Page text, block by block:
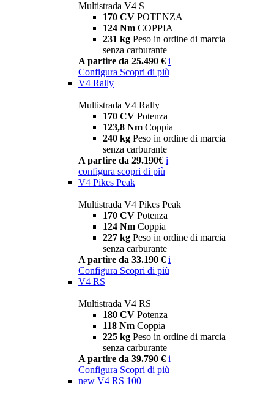
Multistrada V4 S
170 CV POTENZA
124 Nm COPPIA
231 kg Peso in ordine di marcia
senza carburante
A partire da 25.490 € i
Configura Scopri di più
V4 Rally
Multistrada V4 Rally
170 CV Potenza
123,8 Nm Coppia
240 kg Peso in ordine di marcia
senza carburante
A partire da 29.190€ i
configura scopri di più
V4 Pikes Peak
Multistrada V4 Pikes Peak
170 CV Potenza
124 Nm Coppia
227 kg Peso in ordine di marcia
senza carburante
A partire da 33.190 € i
Configura Scopri di più
V4 RS
Multistrada V4 RS
180 CV Potenza
118 Nm Coppia
225 kg Peso in ordine di marcia
senza carburante
A partire da 39.790 € i
Configura Scopri di più
new V4 RS 100